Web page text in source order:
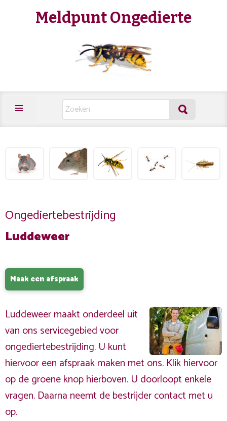
Meldpunt Ongedierte
Ongediertebestrijding
Luddeweer
Maak een afspraak
Luddeweer maakt onderdeel uit
van ons servicegebied voor
ongediertebestrijding. U kunt
hiervoor een afspraak maken met ons. Klik hiervoor
op de groene knop hierboven. U doorloopt enkele
vragen. Daarna neemt de bestrijder contact met u
op.